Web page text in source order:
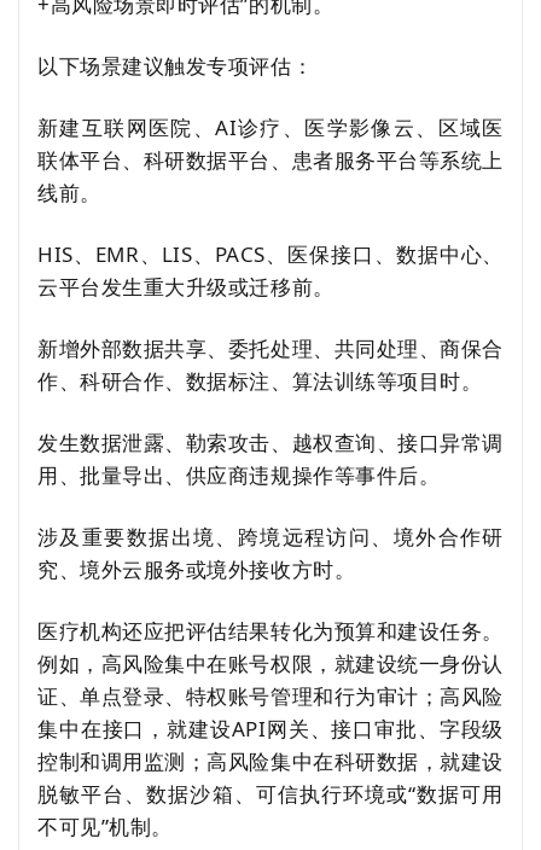
以下场景建议触发专项评估：
新建互联网医院、AI诊疗、医学影像云、区域医
联体平台、科研数据平台、患者服务平台等系统上
线前。
HIS、EMR、LIS、PACS、医保接口、数据中心、
云平台发生重大升级或迁移前。
新增外部数据共享、委托处理、共同处理、商保合
作、科研合作、数据标注、算法训练等项目时。
发生数据泄露、勒索攻击、越权查询、接口异常调
用、批量导出、供应商违规操作等事件后。
涉及重要数据出境、跨境远程访问、境外合作研
究、境外云服务或境外接收方时。
医疗机构还应把评估结果转化为预算和建设任务。
例如，高风险集中在账号权限，就建设统一身份认
证、单点登录、特权账号管理和行为审计；高风险
集中在接口，就建设API网关、接口审批、字段级
控制和调用监测；高风险集中在科研数据，就建设
脱敏平台、数据沙箱、可信执行环境或“数据可用
不可见”机制。